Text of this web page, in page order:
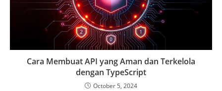
Cara Membuat API yang Aman dan Terkelola
dengan TypeScript
October 5, 2024